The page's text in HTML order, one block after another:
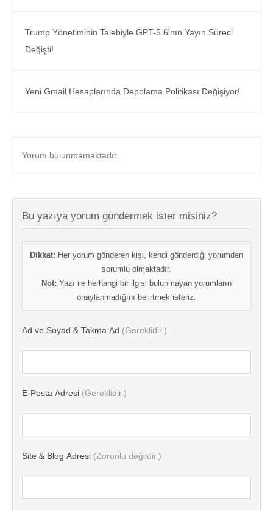
Trump Yönetiminin Talebiyle GPT-5.6'nın Yayın Süreci
Değişti!
Yeni Gmail Hesaplarında Depolama Politikası Değişiyor!
Yorum bulunmamaktadır.
Bu yazıya yorum göndermek ister misiniz?
Dikkat: Her yorum gönderen kişi, kendi gönderdiği yorumdan
sorumlu olmaktadır.
Not: Yazı ile herhangi bir ilgisi bulunmayan yorumların
onaylanmadığını belirtmek isteriz.
Ad ve Soyad & Takma Ad (Gereklidir.)
E-Posta Adresi (Gereklidir.)
Site & Blog Adresi (Zorunlu değildir.)